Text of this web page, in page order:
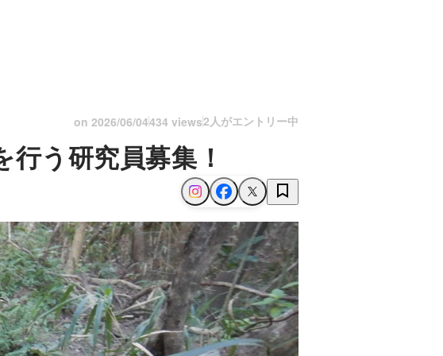
on 2026/06/04434 views2人がエントリー中
う研究員募集！